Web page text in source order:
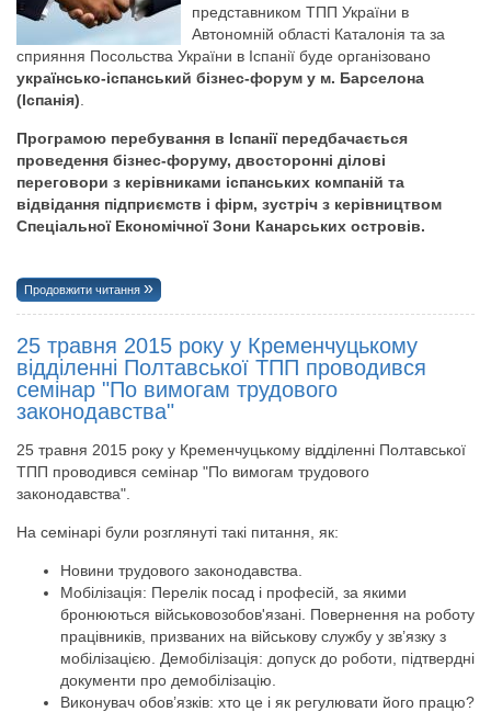
представником ТПП України в
Автономній області Каталонія та за
сприяння Посольства України в Іспанії буде організовано
українсько-іспанський бізнес-форум у м. Барселона
(Іспанія)
Програмою перебування в Іспанії передбачається
проведення бізнес-форуму, двосторонні ділові
переговори з керівниками іспанських компаній та
відвідання підприємств і фірм, зустріч з керівництвом
Спеціальної Економічної Зони Канарських островів.
Продовжити читання
25 травня 2015 року у Кременчуцькому
відділенні Полтавської ТПП проводився
семінар "По вимогам трудового
законодавства"
25 травня 2015 року у Кременчуцькому відділенні Полтавської
ТПП проводився семінар "По вимогам трудового
законодавства".
На семінарі були розглянуті такі питання, як:
Новини трудового законодавства.
Мобілізація: Перелік посад і професій, за якими
бронюються військовозобов'язані. Повернення на роботу
працівників, призваних на військову службу у зв’язку з
мобілізацією. Демобілізація: допуск до роботи, підтвердні
документи про демобілізацію.
Виконувач обов’язків: хто це і як регулювати його працю?